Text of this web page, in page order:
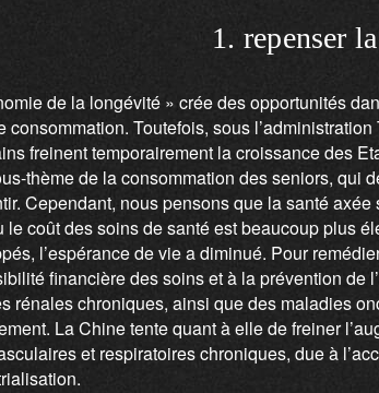
1. repenser
de la longévité » crée des opportunités
consommation. Toutefois, sous
freinent temporairement la croissance des
thème de la consommation des seniors, qui
Cependant, nous pensons que la santé
le coût des soins de santé est beaucoup plus
l’espérance de vie a diminué. Pour
financière des soins et à la prévention
rénales chroniques, ainsi que des maladies
La Chine tente quant à elle de freiner
et respiratoires chroniques, due à